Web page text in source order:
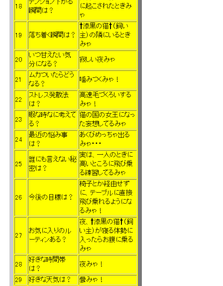
18
テンション下がる
瞬間は？
に起こされたときみ
ゃ
19 落ち着く瞬間は？
†漆黒の猫†（飼い
主）の隣にいるとき
みゃ
20
いつ甘えたい気
分になる？
寂しい夜みゃ
21
ムカついたらどう
なる？
噛みつくみゃ！
22
ストレス発散法
は？
高速毛づくろいする
みゃ！
23
暇な時なに考えて
る？
猫の国の女王になっ
た妄想してるみゃ
24
最近の悩み事
は？
あくびめっちゃ出る
みゃ・・・
25
誰にも言えない秘
密は？
実は、一人のときに
高いところに飛び乗
る練習してるみゃ
26 今後の目標は？
椅子とか経由せず
に、テーブルに直接
飛び乗れるようにな
るみゃ！
27
お気に入りのル
ーティンある？
夜、†漆黒の猫†（飼
い主）が寝る体勢に
入ったらお腹に乗る
みゃ
28
好きな時間帯
は？
夜みゃ！
29 好きな天気は？
曇みゃ！